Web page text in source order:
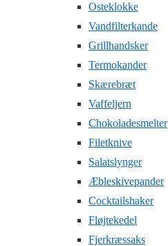
Osteklokke
Vandfilterkande
Grillhandsker
Termokander
Skærebræt
Vaffeljern
Chokoladesmelter
Filetknive
Salatslynger
Æbleskivepander
Cocktailshaker
Fløjtekedel
Fjerkræssaks